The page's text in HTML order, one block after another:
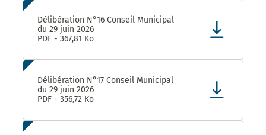
Délibération N°16 Conseil Municipal
du 29 juin 2026
PDF - 367,81 Ko
Délibération N°17 Conseil Municipal
du 29 juin 2026
PDF - 356,72 Ko